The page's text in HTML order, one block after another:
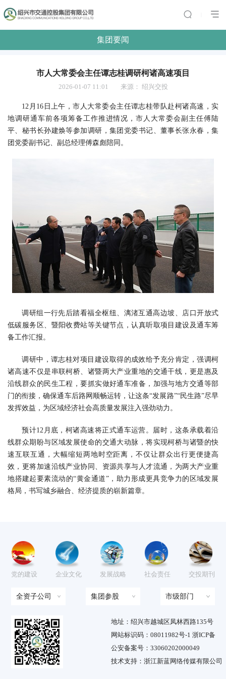
集团要闻
市人大常委会主任谭志桂调研柯诸高速项目
2026-01-07 11:01 来源： 绍兴交投
12月16日上午，市人大常委会主任谭志桂带队赴柯诸高速，实
地调研通车前各项筹备工作推进情况，市人大常委会副主任傅陆
平、秘书长孙建焕等参加调研，集团党委书记、董事长张永春，集
团党委副书记、副总经理傅森彪陪同。
调研组一行先后踏看福全枢纽、漓渚互通高边坡、店口开放式
低碳服务区、暨阳收费站等关键节点，认真听取项目建设及通车筹
备工作汇报。
调研中，谭志桂对项目建设取得的成效给予充分肯定，强调柯
诸高速不仅是串联柯桥、诸暨两大产业重地的交通干线，更是惠及
沿线群众的民生工程，要抓实做好通车准备，加强与地方交通等部
门的衔接，确保通车后路网顺畅运转，让这条“发展路”“民生路”尽早
发挥效益，为区域经济社会高质量发展注入强劲动力。
预计12月底，柯诸高速将正式通车运营。届时，这条承载着沿
线群众期盼与区域发展使命的交通大动脉，将实现柯桥与诸暨的快
速互联互通，大幅缩短两地时空距离，不仅让群众出行更便捷高
效，更将加速沿线产业协同、资源共享与人才流通，为两大产业重
地搭建起要素流动的“黄金通道”，助力形成更具竞争力的区域发展
格局，书写城乡融合、经济提质的崭新篇章。
党的建设 企业文化 发展战略 社会责任 交投期刊
全资子公司 集团参股 市级部门
地址：绍兴市越城区凤林西路135号
网站标识码：08011982号-1 浙ICP备
公安备案号：33060202000049
技术支持：浙江新蓝网络传媒有限公司